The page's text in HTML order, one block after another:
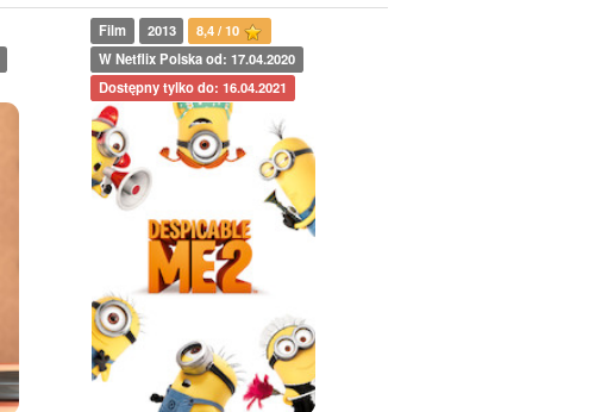
Film 2013
8,4 / 10
W Netflix Polska od: 17.04.2020
Dostępny tylko do: 16.04.2021